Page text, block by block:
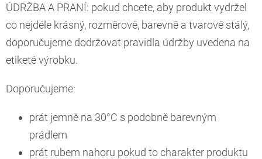
ÚDRŽBA A PRANÍ: pokud chcete, aby produkt vydržel
co nejdéle krásný, rozměrově, barevně a tvarově stálý,
doporučujeme dodržovat pravidla údržby uvedena na
etiketě výrobku.
Doporučujeme:
prát jemně na 30°C s podobně barevným
prádlem
prát rubem nahoru pokud to charakter produktu